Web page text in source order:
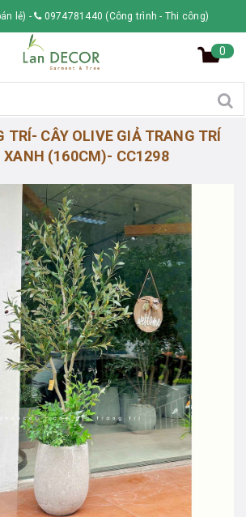
lẻ) - 0974781440 (Công trình - Thi công)
0
TRÍ- CÂY OLIVE GIẢ TRANG TRÍ
XANH (160CM)- CC1298